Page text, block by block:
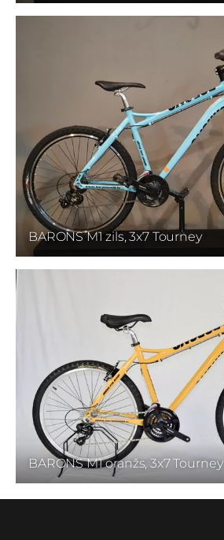
BARONS M1 zils, 3x7 Tourney
BARONS M1 oranžs, 3x7 Tourney